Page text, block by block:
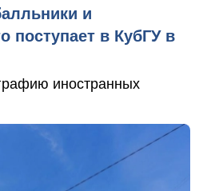
и
поступает в КубГУ в
иностранных